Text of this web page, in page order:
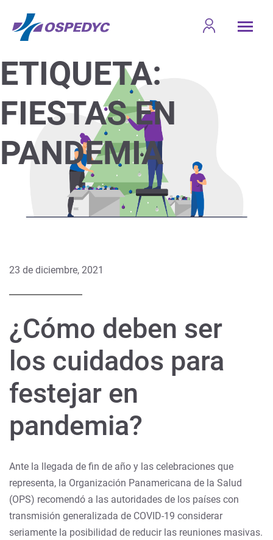
ETIQUETA:
FIESTAS EN
PANDEMIA
23 de diciembre, 2021
¿Cómo deben ser
los cuidados para
festejar en
pandemia?
Ante la llegada de fin de año y las celebraciones que
representa, la Organización Panamericana de la Salud
(OPS) recomendó a las autoridades de los países con
transmisión generalizada de COVID-19 considerar
seriamente la posibilidad de reducir las reuniones masivas.